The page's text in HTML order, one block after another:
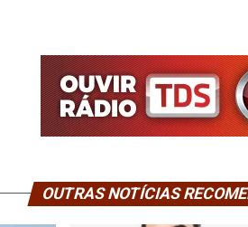
OUTRAS NOTÍCIAS